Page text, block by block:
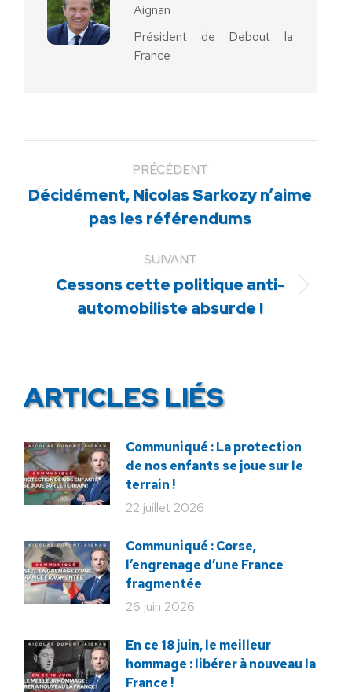
Aignan
Président de Debout la
France
PRÉCÉDENT
Article
précédent
Décidément, Nicolas Sarkozy n’aime
pas les référendums
SUIVANT
Article
suivant
Cessons cette politique anti-
automobiliste absurde !
ARTICLES LIÉS
Communiqué : La protection
de nos enfants se joue sur le
terrain !
22 juillet 2026
Communiqué : Corse,
l’engrenage d’une France
fragmentée
26 juin 2026
En ce 18 juin, le meilleur
hommage : libérer à nouveau la
France !